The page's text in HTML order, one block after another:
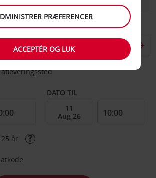
DATO TIL
år
PRÆFERENCER
ACCEPTÉR OG LUK